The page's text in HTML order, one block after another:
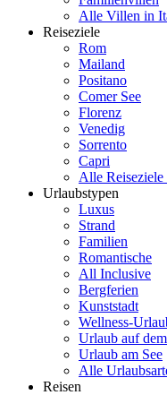
Alle Villen in
Reiseziele
Rom
Mailand
Positano
Comer See
Florenz
Venedig
Sorrento
Capri
Alle
Urlaubstypen
Luxus
Strand
Familien
Romantische
All Inclusive
Bergferien
Kunststadt
Wellness-
Urlaub auf
Urlaub am See
Alle
Reisen